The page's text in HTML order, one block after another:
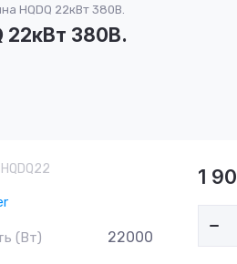
HQDQ 22кВт 380В.
22кВт 380В.
HQDQ22
(Вт) 22000
1